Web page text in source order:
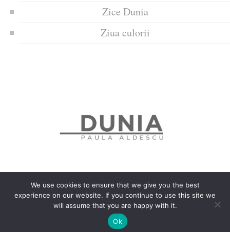
Zice Dunia
Ziua culorii
Politica de confidențialitate
Politică privind fișierele cookies
Copyrights © 2018 Dunia
We use cookies to ensure that we give you the best
experience on our website. If you continue to use this site we
will assume that you are happy with it.
Ok